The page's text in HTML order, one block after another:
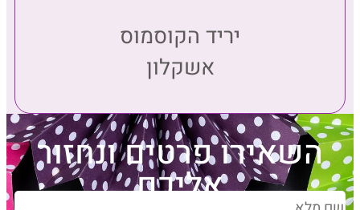
יריד הקוסמוס
אשקלון
השאירו פרטים ונחזור
אליכם